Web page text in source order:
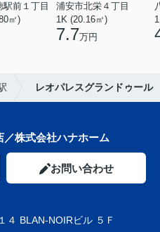
前１丁目
㎡)
浦安市北栄４丁目
1K (20.16㎡)
7.7万円
レオパレスグランドゥール
株式会社ハナホーム
お問い合わせ
４ BLAN-NOIRビル ５Ｆ